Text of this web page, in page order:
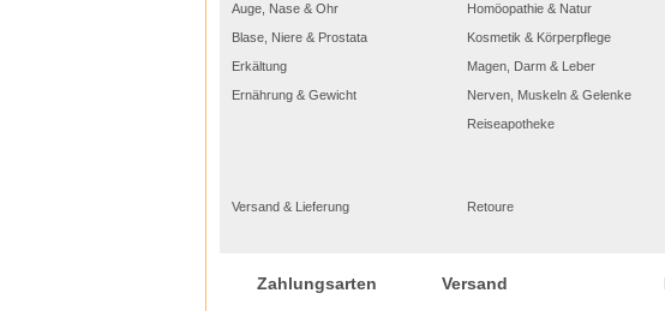
Auge, Nase & Ohr
Blase, Niere & Prostata
Erkältung
Ernährung & Gewicht
Homöopathie & Natur
Kosmetik & Körperpflege
Magen, Darm & Leber
Nerven, Muskeln & Gelenke
Reiseapotheke
Versand & Lieferung Retoure
Zahlungsarten Versand